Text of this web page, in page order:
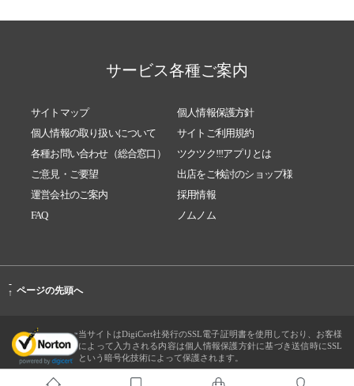
サービス各種ご案内
サイトマップ
個人情報保護方針
個人情報の取り扱いについて
サイトご利用規約
各種お問い合わせ（総合窓口）
ツクツク!!!アプリとは
ご意見・ご要望
出店をご検討のショップ様
運営会社のご案内
採用情報
FAQ
ノムノム
-
↑ ページの先頭へ
当サイトはDigiCert社発行のSSL電子証明書を使用しており、お客様
によって入力される内容は個人情報保護方針に基づき送信時にSSL
という暗号化技術によって保護されます。